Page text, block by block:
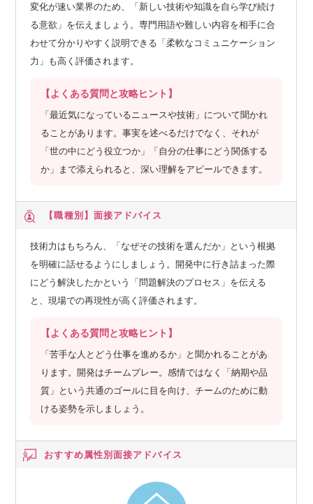
変化が速い業界のため、「新しい技術や知識を自ら学び続け
る意欲」を伝えましょう。専門用語や難しい内容を相手に合
わせて分かりやすく説明できる「柔軟なコミュニケーション
力」も高く評価されます。
【よくある質問と攻略ヒント】
「最近気になっているニュースや技術」について聞かれ
ることがあります。事実を述べるだけでなく、それが
「世の中にどう役立つか」「自分の仕事にどう関係する
か」まで添えられると、深い理解をアピールできます。
【職種別】 面接アドバイス
技術力はもちろん、「なぜその技術を選んだか」という根拠
を明確に話せるようにしましょう。開発中に行き詰まった際
にどう解決したかという「問題解決のプロセス」を伝える
と、現場での再現性が高く評価されます。
【よくある質問と攻略ヒント】
「苦手な人とどう仕事を進めるか」と聞かれることがあ
ります。開発はチームプレー。感情ではなく「納期や品
質」という共通のゴールに目を向け、チームのために動
ける姿勢を示しましょう。
おすすめ属性別面接アドバイス